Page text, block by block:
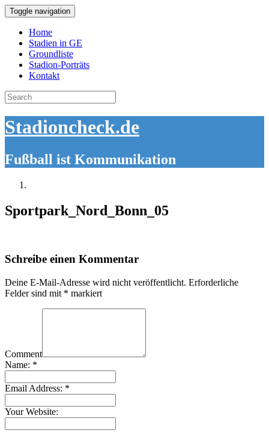
Toggle navigation
Home
Stadien in GE
Groundliste
Stadion-Porträts
Kontakt
Search
for:
Stadioncheck.de
Fußball ist Kommunikation
Sportpark_Nord_Bonn_05
Schreibe einen Kommentar
Deine E-Mail-Adresse wird nicht veröffentlicht. Erforderliche
Felder sind mit * markiert
Comment
Name: *
Email Address: *
Your Website: